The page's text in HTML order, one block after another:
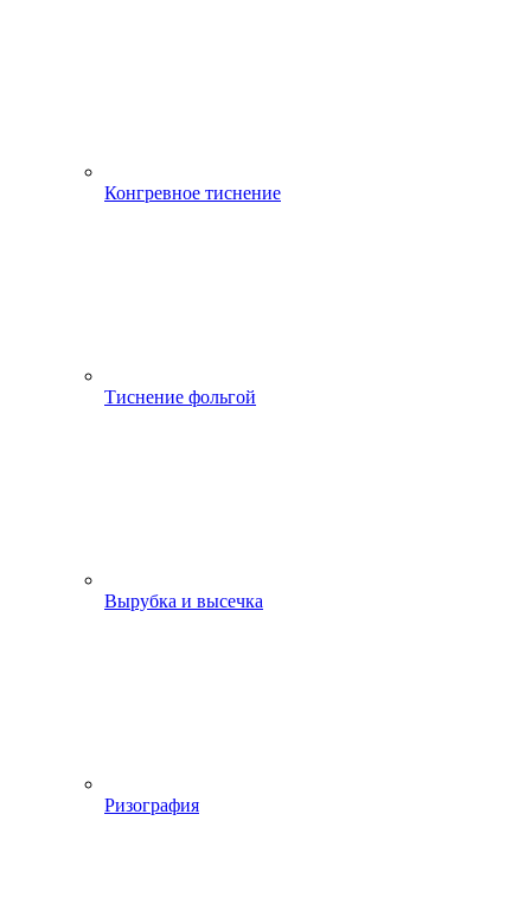
Конгревное тиснение
Тиснение фольгой
Вырубка и высечка
Ризография